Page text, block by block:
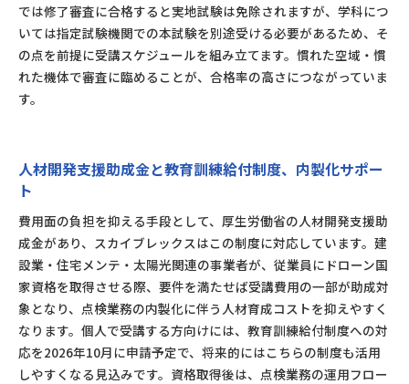
では修了審査に合格すると実地試験は免除されますが、学科につ
いては指定試験機関での本試験を別途受ける必要があるため、そ
の点を前提に受講スケジュールを組み立てます。慣れた空域・慣
れた機体で審査に臨めることが、合格率の高さにつながっていま
す。
人材開発支援助成金と教育訓練給付制度、内製化サポー
ト
費用面の負担を抑える手段として、厚生労働省の人材開発支援助
成金があり、スカイブレックスはこの制度に対応しています。建
設業・住宅メンテ・太陽光関連の事業者が、従業員にドローン国
家資格を取得させる際、要件を満たせば受講費用の一部が助成対
象となり、点検業務の内製化に伴う人材育成コストを抑えやすく
なります。個人で受講する方向けには、教育訓練給付制度への対
応を2026年10月に申請予定で、将来的にはこちらの制度も活用
しやすくなる見込みです。資格取得後は、点検業務の運用フロー